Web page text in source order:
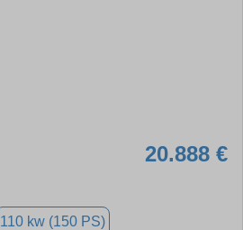
20.888 €
110 kw (150 PS)